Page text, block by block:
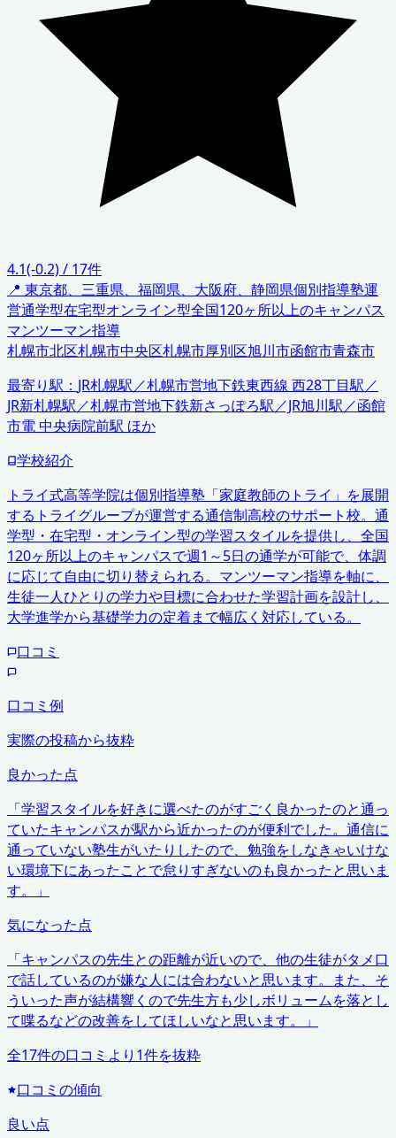
4.1(-0.2)/ 17件
📍 東京都、三重県、福岡県、大阪府、静岡県個別指導塾運
営通学型在宅型オンライン型全国120ヶ所以上のキャンパス
マンツーマン指導
札幌市北区札幌市中央区札幌市厚別区旭川市函館市青森市
最寄り駅： JR札幌駅／札幌市営地下鉄東西線 西28丁目駅／
JR新札幌駅／札幌市営地下鉄新さっぽろ駅／JR旭川駅／函館
市電 中央病院前駅 ほか
学校紹介
トライ式高等学院は個別指導塾「家庭教師のトライ」を展開
するトライグループが運営する通信制高校のサポート校。通
学型・在宅型・オンライン型の学習スタイルを提供し、全国
120ヶ所以上のキャンパスで週1～5日の通学が可能で、体調
に応じて自由に切り替えられる。マンツーマン指導を軸に、
生徒一人ひとりの学力や目標に合わせた学習計画を設計し、
大学進学から基礎学力の定着まで幅広く対応している。
口コミ
口コミ例
実際の投稿から抜粋
良かった点
「学習スタイルを好きに選べたのがすごく良かったのと通っ
ていたキャンパスが駅から近かったのが便利でした。通信に
通っていない塾生がいたりしたので、勉強をしなきゃいけな
い環境下にあったことで怠りすぎないのも良かったと思いま
す。 」
気になった点
「キャンパスの先生との距離が近いので、他の生徒がタメ口
で話しているのが嫌な人には合わないと思います。また、そ
ういった声が結構響くので先生方も少しボリュームを落とし
て喋るなどの改善をしてほしいなと思います。 」
全17件の口コミより 1件を抜粋
口コミの傾向
良い点